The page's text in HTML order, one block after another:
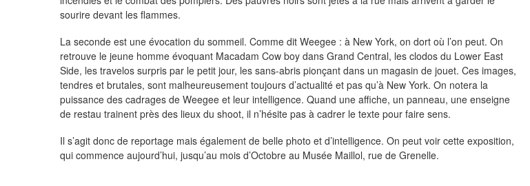
sourire devant les flammes.
La seconde est une évocation du sommeil. Comme dit Weegee : à New York, on dort où l’on peut. On
retrouve le jeune homme évoquant Macadam Cow boy dans Grand Central, les clodos du Lower East
Side, les travelos surpris par le petit jour, les sans-abris pionçant dans un magasin de jouet. Ces images,
tendres et brutales, sont malheureusement toujours d’actualité et pas qu’à New York. On notera la
puissance des cadrages de Weegee et leur intelligence. Quand une affiche, un panneau, une enseigne
de restau trainent près des lieux du shoot, il n’hésite pas à cadrer le texte pour faire sens.
Il s’agit donc de reportage mais également de belle photo et d’intelligence. On peut voir cette exposition,
qui commence aujourd’hui, jusqu’au mois d’Octobre au Musée Maillol, rue de Grenelle.